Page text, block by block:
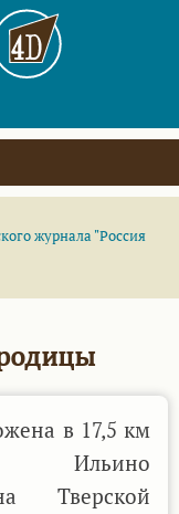
журнала "Россия
в 17,5 км
Ильино
Тверской